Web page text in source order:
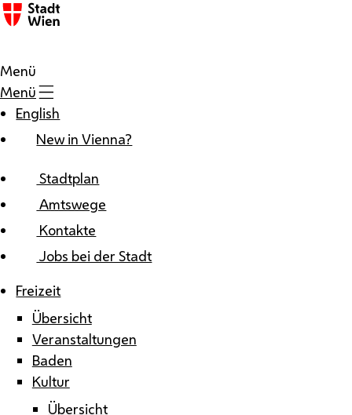
Zum Inhalt
Menü
Menü
English
New in Vienna?
Stadtplan
Amtswege
Kontakte
Jobs bei der Stadt
Freizeit
Übersicht
Veranstaltungen
Baden
Kultur
Übersicht